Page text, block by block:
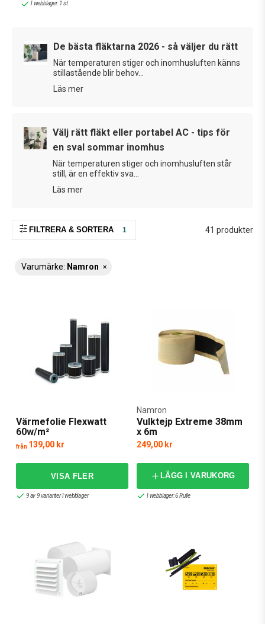
Oavsett vad du behöver inom värme och ventilation så kan du
hitta allt på en och samma sida. Vi erbjuder marknadens största
sortiment, något som gör att du kan hitta och jämföra produkter
frågor, vi erbjuder alltid en god service och ställer mer än gärna
upp med vår expertis när du behöver det.
I webblager: 1 st
De bästa fläktarna 2026 - så väljer du rätt
När temperaturen stiger och inomhusluften känns
stillastående blir behov...
Läs mer
Välj rätt fläkt eller portabel AC - tips för
en sval sommar inomhus
När temperaturen stiger och inomhusluften står
still, är en effektiv sva...
Läs mer
FILTRERA & SORTERA 1 41 produkter
Varumärke: Namron
Värmefolie Flexwatt
60w/m²
från 139,00 kr
9 av 9 varianter I webblager
Vulktejp Extreme 38mm
x 6m
Namron
249,00 kr
LÄGG I VARUKORG
I webblager: 6 Rulle